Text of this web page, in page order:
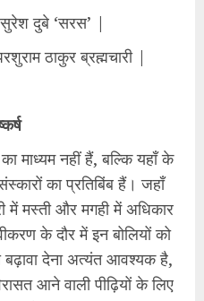
दुबे ‘सरस’ |
ठाकुर ब्रह्मचारी |
माध्यम नहीं हैं, बल्कि यहाँ के
का प्रतिबिंब हैं। जहाँ
में मस्ती और मगही में अधिकार
के दौर में इन बोलियों को
देना अत्यंत आवश्यक है,
आने वाली पीढ़ियों के लिए